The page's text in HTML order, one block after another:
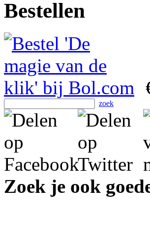
Bestellen
zoek
Zoek je ook